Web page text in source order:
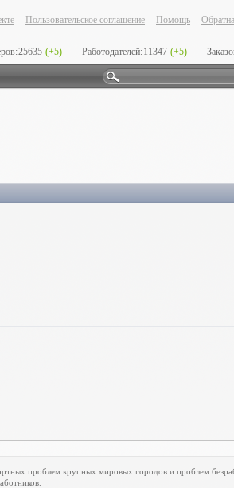
Пользовательское соглашение Помощь
25635 (+5) Работодателей:11347 (+5)
проблем крупных мировых городов и проблем